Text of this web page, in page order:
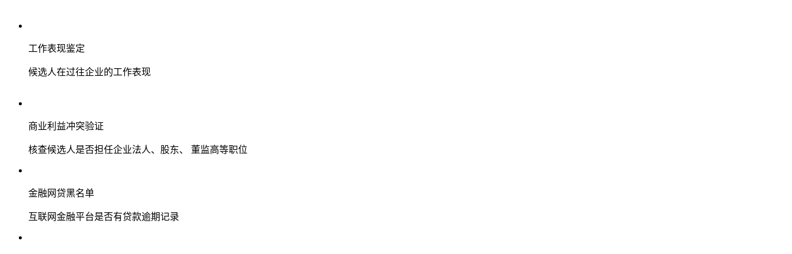
工作表现鉴定
候选人在过往企业的工作表现
商业利益冲突验证
核查候选人是否担任企业法人、股东、 董监高等职位
金融网贷黑名单
互联网金融平台是否有贷款逾期记录